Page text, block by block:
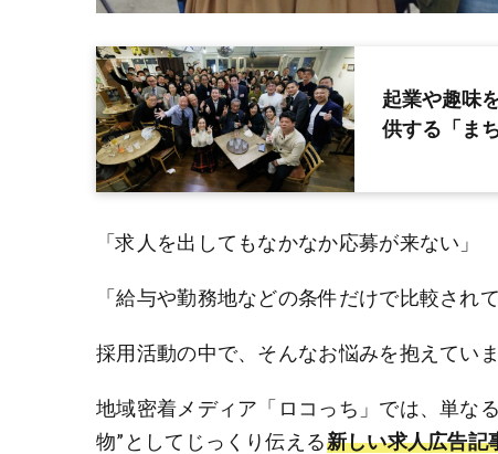
起業や趣味
供する「ま
「求人を出してもなかなか応募が来ない」
「給与や勤務地などの条件だけで比較され
採用活動の中で、そんなお悩みを抱えてい
地域密着メディア「ロコっち」では、単な
物”としてじっくり伝える新しい求人広告記